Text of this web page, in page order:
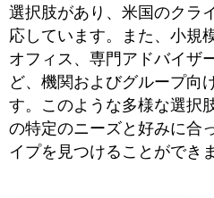
選択肢があり、米国のクラ
応しています。また、小規
オフィス、専門アドバイザ
ど、機関およびグループ向
す。このような多様な選択
の特定のニーズと好みに合
イプを見つけることができ